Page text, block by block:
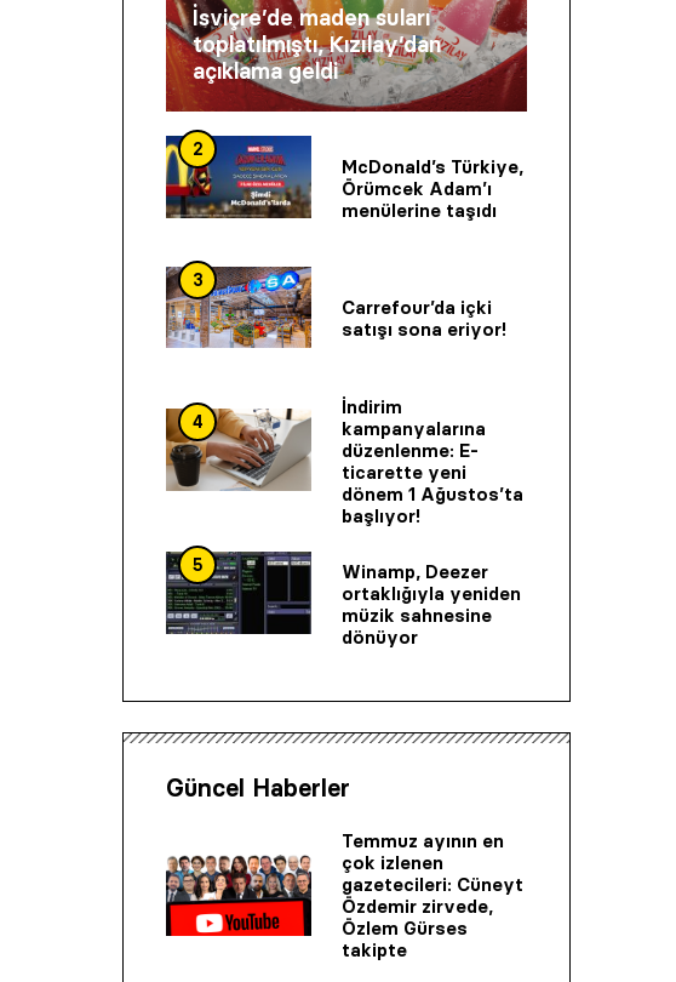
İsviçre’de maden suları
toplatılmıştı, Kızılay’dan
açıklama geldi
2
McDonald’s Türkiye,
Örümcek Adam’ı
menülerine taşıdı
3
Carrefour’da içki
satışı sona eriyor!
4
İndirim
kampanyalarına
düzenlenme: E-
ticarette yeni
dönem 1 Ağustos’ta
başlıyor!
5
Winamp, Deezer
ortaklığıyla yeniden
müzik sahnesine
dönüyor
Güncel Haberler
Temmuz ayının en
çok izlenen
gazetecileri: Cüneyt
Özdemir zirvede,
Özlem Gürses
takipte